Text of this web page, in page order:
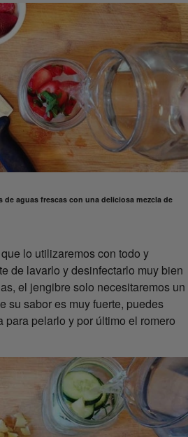
de aguas frescas con una deliciosa mezcla de
lo utilizaremos con todo y
de lavarlo y desinfectarlo muy bien
el jengibre solo necesitaremos un
su sabor es muy fuerte, puedes
para pelarlo y por último el romero